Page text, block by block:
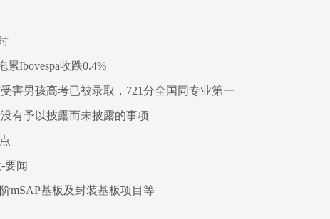
Ibovespa收跌0.4%
害男孩高考已被录取，721分全国同专业第一
有予以披露而未披露的事项
要闻
mSAP基板及封装基板项目等